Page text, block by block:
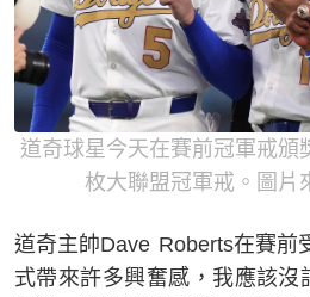
道奇球星今天在賽前冠軍戒頒
枚大聯盟冠軍戒。圖片
道奇主帥Dave Roberts在賽前
式帶來許多興奮感，我應該沒